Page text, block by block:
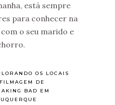
está sempre
para conhecer na
o seu marido e
OS LOCAIS
DE
BAD EM